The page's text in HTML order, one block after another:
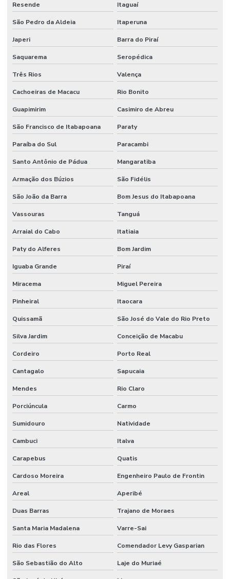
Resende Itaguaí
São Pedro da Aldeia Itaperuna
Japeri Barra do Piraí
Saquarema Seropédica
Três Rios Valença
Cachoeiras de Macacu Rio Bonito
Guapimirim Casimiro de Abreu
São Francisco de Itabapoana Paraty
Paraíba do Sul Paracambi
Santo Antônio de Pádua Mangaratiba
Armação dos Búzios São Fidélis
São João da Barra Bom Jesus do Itabapoana
Vassouras Tanguá
Arraial do Cabo Itatiaia
Paty do Alferes Bom Jardim
Iguaba Grande Piraí
Miracema Miguel Pereira
Pinheiral Itaocara
Quissamã São José do Vale do Rio Preto
Silva Jardim Conceição de Macabu
Cordeiro Porto Real
Cantagalo Sapucaia
Mendes Rio Claro
Porciúncula Carmo
Sumidouro Natividade
Cambuci Italva
Carapebus Quatis
Cardoso Moreira Engenheiro Paulo de Frontin
Areal Aperibé
Duas Barras Trajano de Moraes
Santa Maria Madalena Varre-Sai
Rio das Flores Comendador Levy Gasparian
São Sebastião do Alto Laje do Muriaé